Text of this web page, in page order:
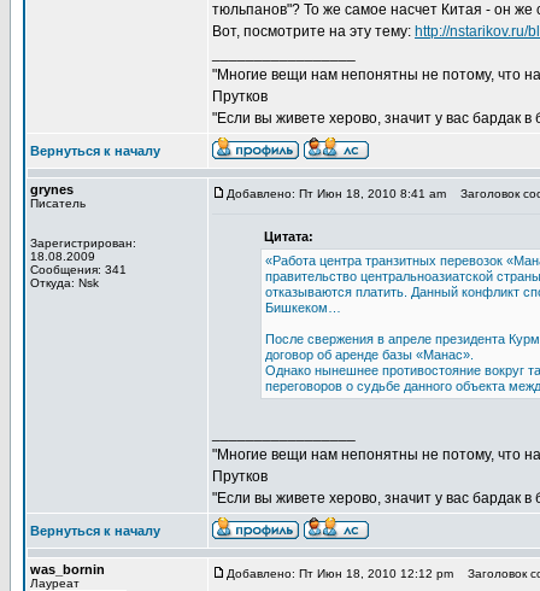
тюльпанов"? То же самое насчет Китая - он же
Вот, посмотрите на эту тему: http://nstarikov.ru/
"Многие вещи нам непонятны не потому, что
Прутков
"Если вы живете херово, значит у вас бардак
Вернуться к началу
grynes
Писатель
Зарегистрирован:
18.08.2009
Сообщения: 341
Откуда: Nsk
Добавлено: Пт Июн 18, 2010 8:41 am Заголовок
Цитата:
«Работа центра транзитных перевозок
правительство центральноазиатской
отказываются платить. Данный конфликт
Бишкеком…
После свержения в апреле президента
договор об аренде базы «Манас».
Однако нынешнее противостояние вокруг
переговоров о судьбе данного объекта
"Многие вещи нам непонятны не потому, что
Прутков
"Если вы живете херово, значит у вас бардак
Вернуться к началу
was_bornin
Лауреат
Добавлено: Пт Июн 18, 2010 12:12 pm Заголовок